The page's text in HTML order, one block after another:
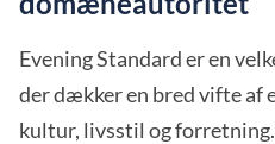
Evening Standard er en
der dækker en bred vifte af
kultur, livsstil og